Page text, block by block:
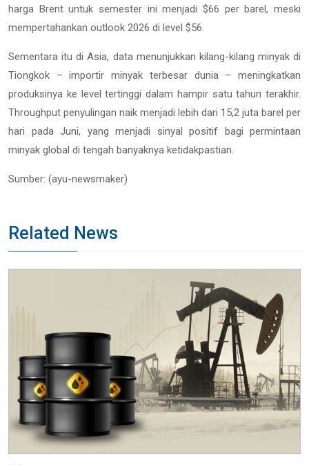
harga Brent untuk semester ini menjadi $66 per barel, meski
mempertahankan outlook 2026 di level $56.
Sementara itu di Asia, data menunjukkan kilang-kilang minyak di
Tiongkok – importir minyak terbesar dunia – meningkatkan
produksinya ke level tertinggi dalam hampir satu tahun terakhir.
Throughput penyulingan naik menjadi lebih dari 15,2 juta barel per
hari pada Juni, yang menjadi sinyal positif bagi permintaan
minyak global di tengah banyaknya ketidakpastian.
Sumber: (ayu-newsmaker)
Related News